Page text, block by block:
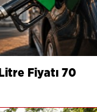
Fiyatı 70